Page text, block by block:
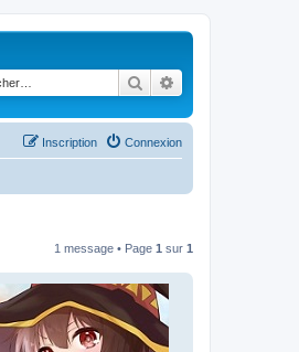
Rechercher
Connexion
Inscription
1 message • Page 1 sur 1